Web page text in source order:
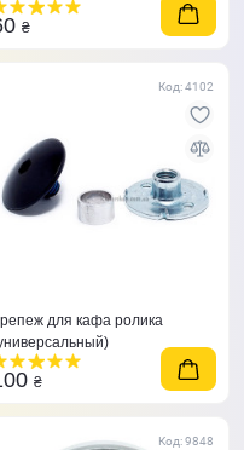
₴
Код: 4102
для кафа ролика
₴
Код: 9848